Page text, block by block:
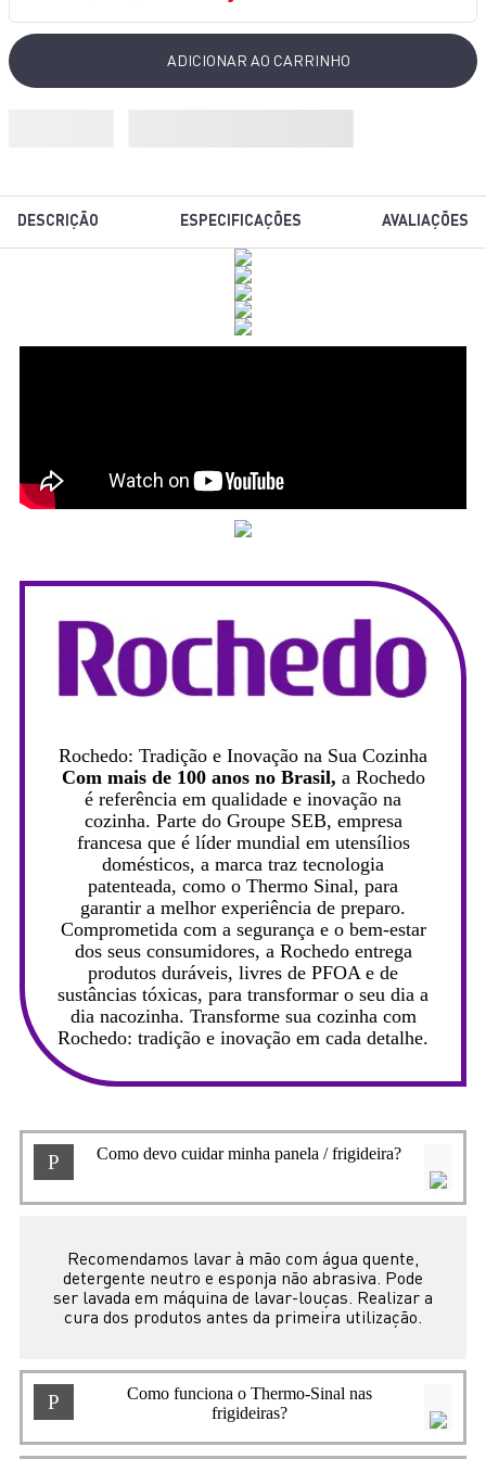
ADICIONAR AO CARRINHO
DESCRIÇÃO ESPECIFICAÇÕES AVALIAÇÕES
Rochedo: Tradição e Inovação na Sua Cozinha
Com mais de 100 anos no Brasil, a Rochedo
é referência em qualidade e inovação na
cozinha. Parte do Groupe SEB, empresa
francesa que é líder mundial em utensílios
domésticos, a marca traz tecnologia
patenteada, como o Thermo Sinal, para
garantir a melhor experiência de preparo.
Comprometida com a segurança e o bem-estar
dos seus consumidores, a Rochedo entrega
produtos duráveis, livres de PFOA e de
sustâncias tóxicas, para transformar o seu dia a
dia nacozinha. Transforme sua cozinha com
Rochedo: tradição e inovação em cada detalhe.
P Como devo cuidar minha panela / frigideira?
Recomendamos lavar à mão com água quente,
detergente neutro e esponja não abrasiva. Pode
ser lavada em máquina de lavar-louças. Realizar a
cura dos produtos antes da primeira utilização.
P
Como funciona o Thermo-Sinal nas
frigideiras?
10º bake easy